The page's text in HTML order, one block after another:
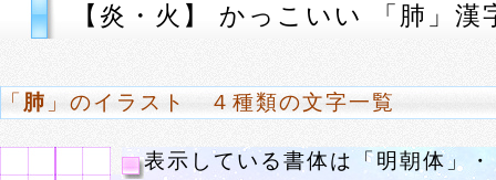
【炎・火】 かっこいい 「肺」
「 肺 」のイラスト ４種類の文字一覧
表示している書体は「明朝体」